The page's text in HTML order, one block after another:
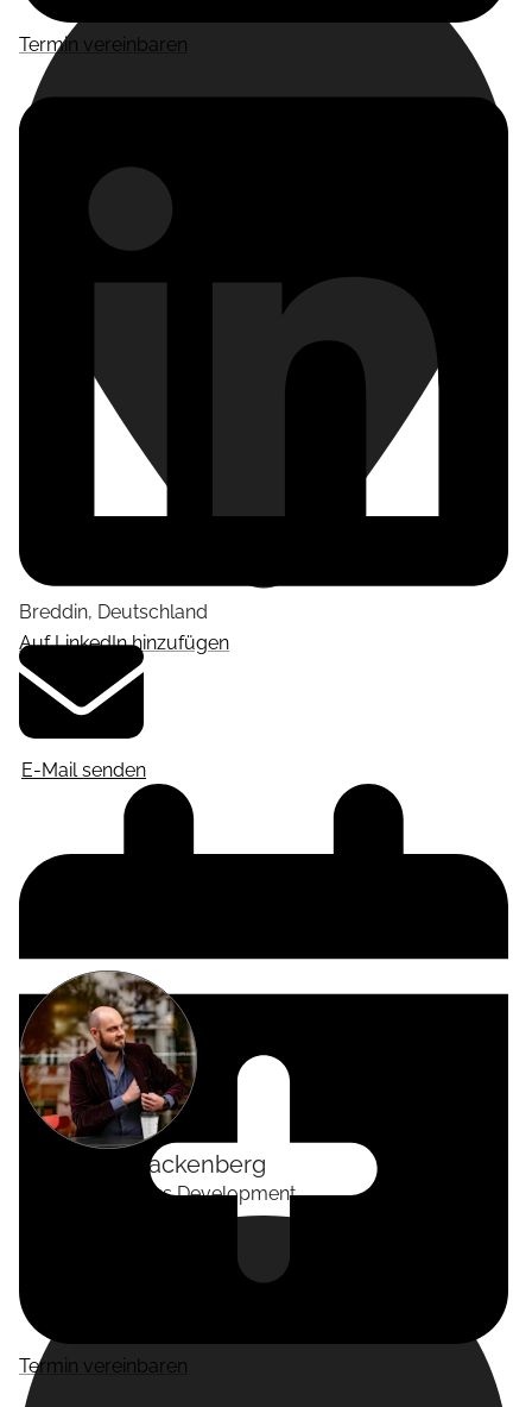
Termin vereinbaren
Auf LinkedIn hinzufügen
Breddin, Deutschland
E-Mail senden
Termin vereinbaren
Tackenberg
Head of Business Development